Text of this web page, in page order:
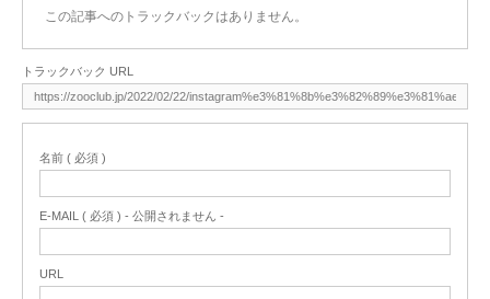
この記事へのトラックバックはありません。
トラックバック URL
名前 ( 必須 )
E-MAIL ( 必須 ) - 公開されません -
URL